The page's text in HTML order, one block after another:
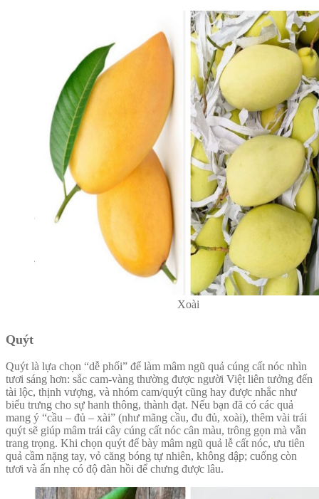
Xoài
Quýt
Quýt là lựa chọn “dễ phối” để làm mâm ngũ quả cúng cất nóc nhìn
tươi sáng hơn: sắc cam-vàng thường được người Việt liên tưởng đến
tài lộc, thịnh vượng, và nhóm cam/quýt cũng hay được nhắc như
biểu trưng cho sự hanh thông, thành đạt. Nếu bạn đã có các quả
mang ý “cầu – đủ – xài” (như mãng cầu, đu đủ, xoài), thêm vài trái
quýt sẽ giúp mâm trái cây cúng cất nóc cân màu, trông gọn mà vẫn
trang trọng. Khi chọn quýt để bày mâm ngũ quả lễ cất nóc, ưu tiên
quả cầm nặng tay, vỏ căng bóng tự nhiên, không dập; cuống còn
tươi và ấn nhẹ có độ đàn hồi để chưng được lâu.